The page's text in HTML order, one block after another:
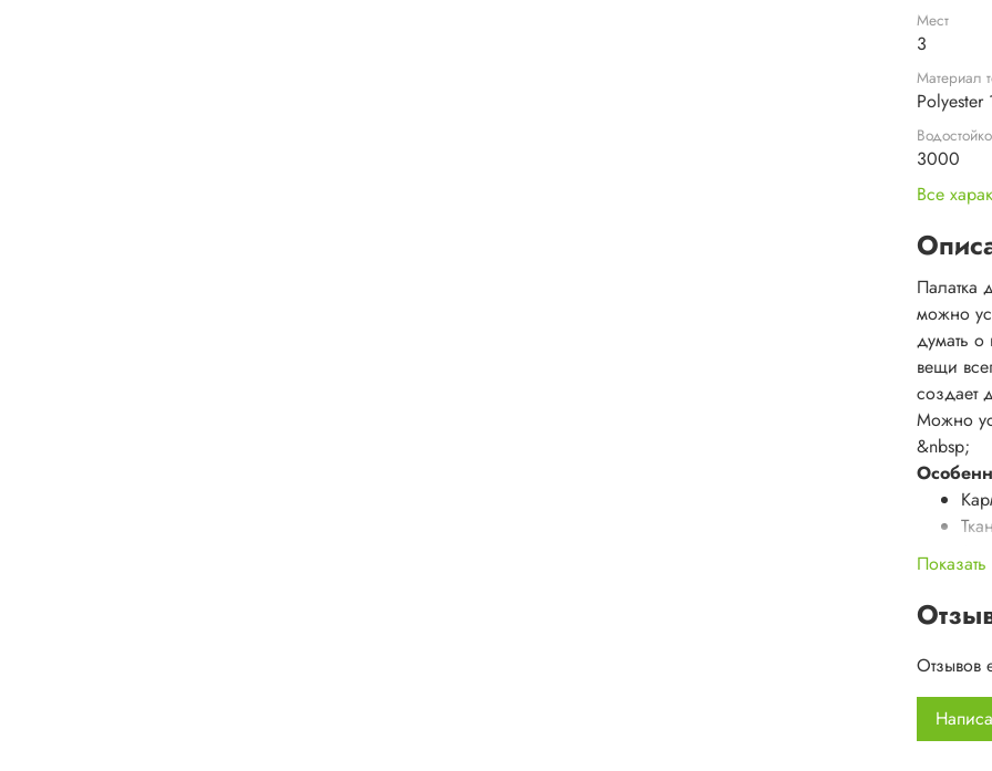
Мест
3
Материал
Polyester
3000
Все
Палатка
можно
думать
вещи
создает
Можно
&nbsp;
2
Отзывов